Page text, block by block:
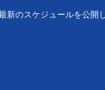
新のスケジュールを公開